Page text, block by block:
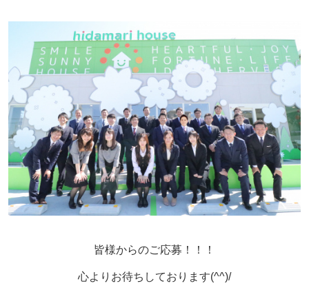
皆様からのご応募！！！
心よりお待ちしております(^^)/